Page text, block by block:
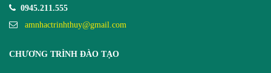
0945.211.555
amnhactrinhthuy@gmail.com
CHƯƠNG TRÌNH ĐÀO TẠO